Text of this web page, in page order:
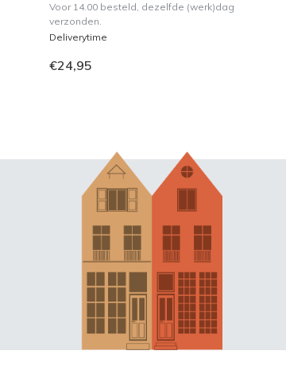
Voor 14.00 besteld, dezelfde (werk)dag
verzonden.
Deliverytime
€24,95